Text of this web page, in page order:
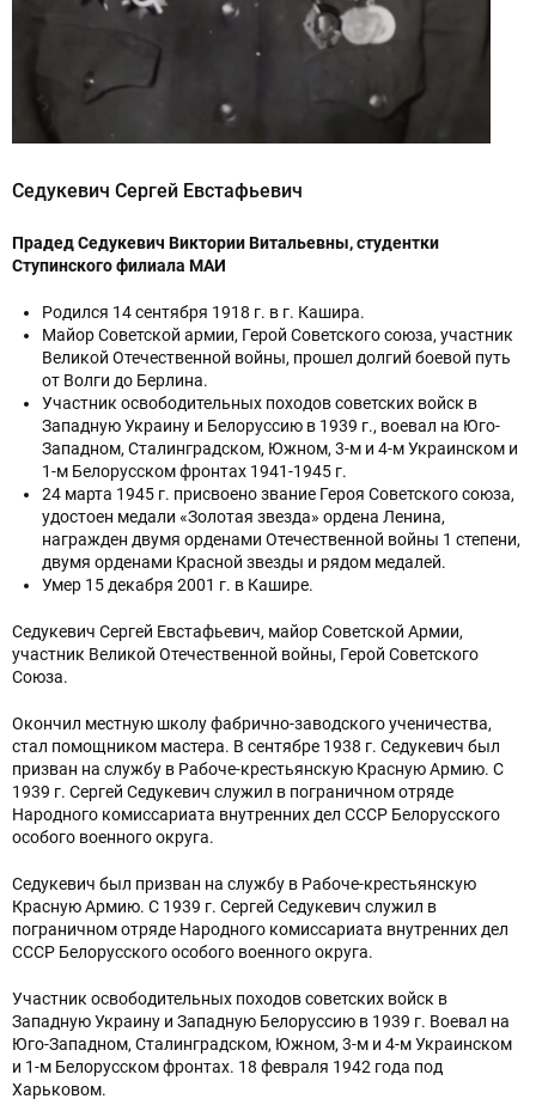
Седукевич Сергей Евстафьевич
Прадед Седукевич Виктории Витальевны, студентки
Ступинского филиала МАИ
Родился 14 сентября 1918 г. в г. Кашира.
Майор Советской армии, Герой Советского союза, участник
Великой Отечественной войны, прошел долгий боевой путь
от Волги до Берлина.
Участник освободительных походов советских войск в
Западную Украину и Белоруссию в 1939 г., воевал на Юго-
Западном, Сталинградском, Южном, 3-м и 4-м Украинском и
1-м Белорусском фронтах 1941-1945 г.
24 марта 1945 г. присвоено звание Героя Советского союза,
удостоен медали «Золотая звезда» ордена Ленина,
награжден двумя орденами Отечественной войны 1 степени,
двумя орденами Красной звезды и рядом медалей.
Умер 15 декабря 2001 г. в Кашире.
Седукевич Сергей Евстафьевич, майор Советской Армии,
участник Великой Отечественной войны, Герой Советского
Союза.
Окончил местную школу фабрично-заводского ученичества,
стал помощником мастера. В сентябре 1938 г. Седукевич был
призван на службу в Рабоче-крестьянскую Красную Армию. С
1939 г. Сергей Седукевич служил в пограничном отряде
Народного комиссариата внутренних дел СССР Белорусского
особого военного округа.
Седукевич был призван на службу в Рабоче-крестьянскую
Красную Армию. С 1939 г. Сергей Седукевич служил в
пограничном отряде Народного комиссариата внутренних дел
СССР Белорусского особого военного округа.
Участник освободительных походов советских войск в
Западную Украину и Западную Белоруссию в 1939 г. Воевал на
Юго-Западном, Сталинградском, Южном, 3-м и 4-м Украинском
и 1-м Белорусском фронтах. 18 февраля 1942 года под
Харьковом.